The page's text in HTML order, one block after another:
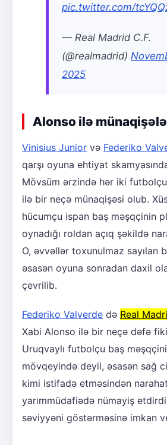
pic.twitter.com/
— Real Madrid C.F.
(@realmadrid)
2025
Alonso ilə
Vinisius Junior və Federiko
qarşı oyuna ehtiyat
Mövsüm ərzində hər iki
ilə bir neçə münaqişəsi olub.
hücumçu ispan baş məşqçinin
oynadığı roldan açıq şəkildə
O, əvvəllər toxunulmaz sayılan
əsasən oyuna sonradan daxil
çevrilib.
Federiko Valverde də Real
Xabi Alonso ilə bir neçə dəfə fikir
Uruqvaylı futbolçu baş
mövqeyində deyil, əsasən sağ
kimi istifadə etməsindən
yarımmüdafiədə nümayiş
səviyyəni göstərməsinə imkan